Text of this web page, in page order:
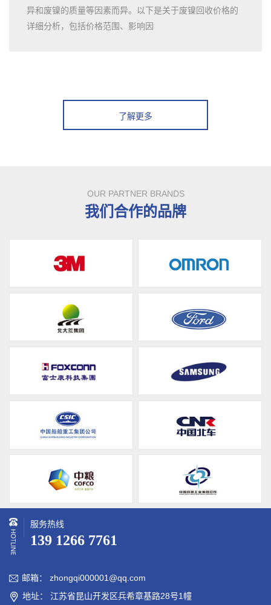
异和废镍的质量等因素而异。以下是关于废镍回收价格的
详细分析，包括价格范围、影响因
了解更多
OUR PARTNER BRANDS
我们合作的品牌
服务热线
139 1266 7761
 邮箱： zhongqi000001@qq.com
 地址： 江苏省昆山开发区兵希章基路28号1幢